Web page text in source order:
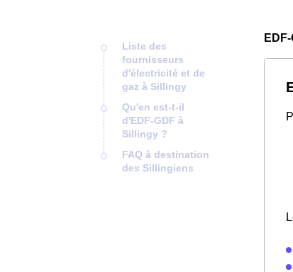
Liste des
fournisseurs
d'électricité et de
gaz à Sillingy
Qu'en est-t-il
d'EDF-GDF à
Sillingy ?
FAQ à destination
des Sillingiens